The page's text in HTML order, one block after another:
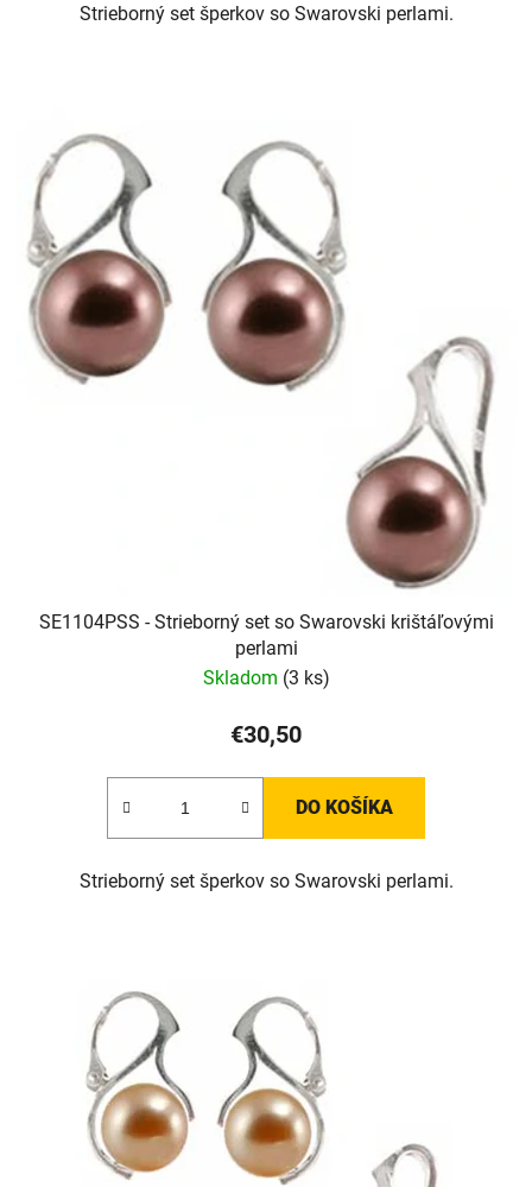
Strieborný set šperkov so Swarovski perlami.
SE1104PSS - Strieborný set so Swarovski krištáľovými
perlami
Skladom (3 ks)
€30,50
DO KOŠÍKA
Strieborný set šperkov so Swarovski perlami.